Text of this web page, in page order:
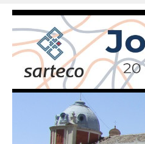
Palacio Real